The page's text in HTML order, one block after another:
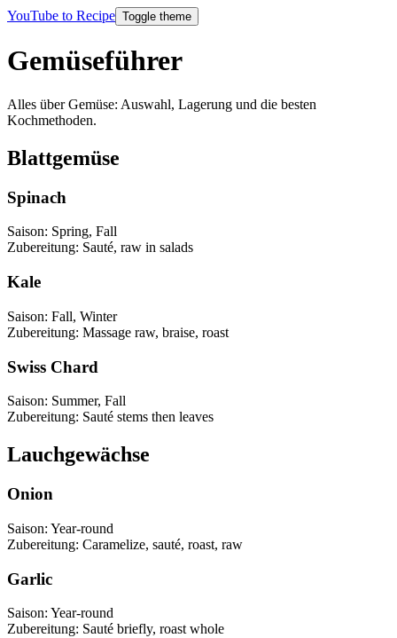
YouTube to Recipe Toggle theme
Gemüseführer
Alles über Gemüse: Auswahl, Lagerung und die besten
Kochmethoden.
Blattgemüse
Spinach
Saison: Spring, Fall
Zubereitung: Sauté, raw in salads
Kale
Saison: Fall, Winter
Zubereitung: Massage raw, braise, roast
Swiss Chard
Saison: Summer, Fall
Zubereitung: Sauté stems then leaves
Lauchgewächse
Onion
Saison: Year-round
Zubereitung: Caramelize, sauté, roast, raw
Garlic
Saison: Year-round
Zubereitung: Sauté briefly, roast whole